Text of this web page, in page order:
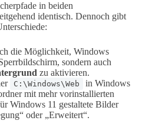
in beiden
identisch. Dennoch gibt
die Möglichkeit, Windows
sondern auch
zu aktivieren.
C:\Windows\Web
in Windows
mit mehr vorinstallierten
Windows 11 gestaltete Bilder
oder „Erweitert“.